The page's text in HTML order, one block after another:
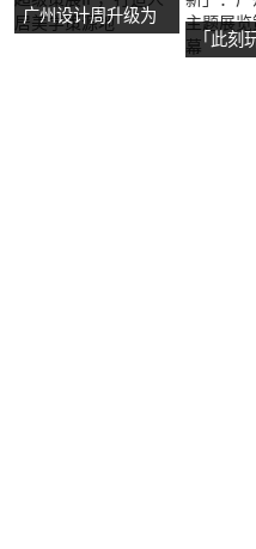
广州设计周升级为
「此刻